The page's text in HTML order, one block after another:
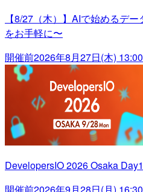
【8/27（木）】AIで始めるデ
をお手軽に〜
開催前2026年8月27日(木) 13:00
DevelopersIO 2026 Osaka